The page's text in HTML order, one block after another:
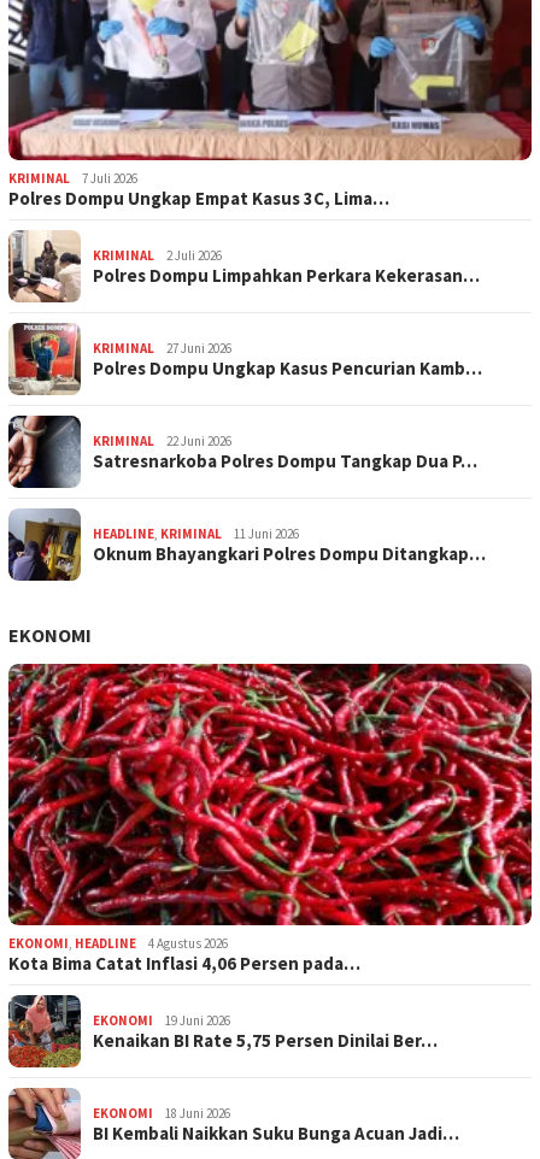
KRIMINAL 7 Juli 2026
Polres Dompu Ungkap Empat Kasus 3C, Lima…
KRIMINAL 2 Juli 2026
Polres Dompu Limpahkan Perkara Kekerasan…
KRIMINAL 27 Juni 2026
Polres Dompu Ungkap Kasus Pencurian Kamb…
KRIMINAL 22 Juni 2026
Satresnarkoba Polres Dompu Tangkap Dua P…
HEADLINE, KRIMINAL 11 Juni 2026
Oknum Bhayangkari Polres Dompu Ditangkap…
EKONOMI
EKONOMI, HEADLINE 4 Agustus 2026
Kota Bima Catat Inflasi 4,06 Persen pada…
EKONOMI 19 Juni 2026
Kenaikan BI Rate 5,75 Persen Dinilai Ber…
EKONOMI 18 Juni 2026
BI Kembali Naikkan Suku Bunga Acuan Jadi…